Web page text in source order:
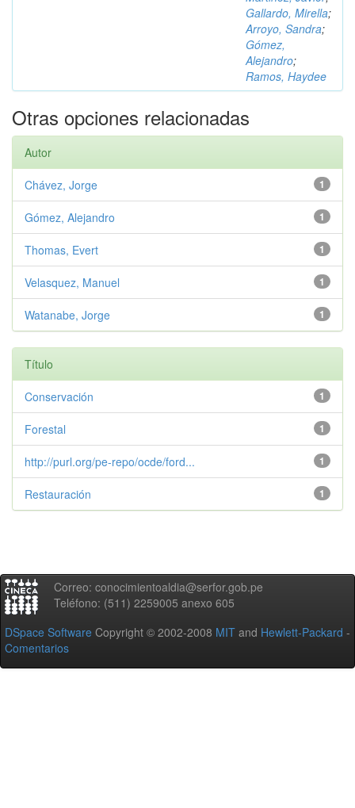
Gallardo, Mirella;
Arroyo, Sandra;
Gómez,
Alejandro;
Ramos, Haydee
Otras opciones relacionadas
Autor
1
Chávez, Jorge
1
Gómez, Alejandro
1
Thomas, Evert
1
Velasquez, Manuel
1
Watanabe, Jorge
Título
1
Conservación
1
Forestal
1
http://purl.org/pe-repo/ocde/ford...
1
Restauración
Correo: conocimientoaldia@serfor.gob.pe
Teléfono: (511) 2259005 anexo 605
DSpace Software Copyright © 2002-2008 MIT and Hewlett-Packard -
Comentarios